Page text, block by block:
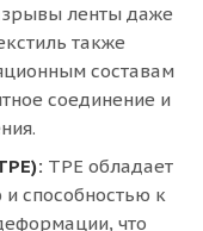
ленты даже
также
составам
соединение и
TPE обладает
и способностью к
что